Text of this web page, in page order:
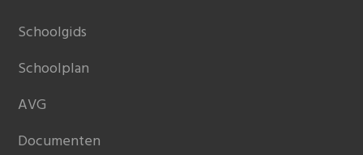
Schoolgids
Schoolplan
AVG
Documenten